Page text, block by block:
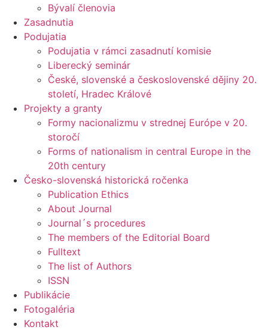
Bývalí členovia
Zasadnutia
Podujatia
Podujatia v rámci zasadnutí komisie
Liberecký seminár
České, slovenské a československé dějiny 20.
století, Hradec Králové
Projekty a granty
Formy nacionalizmu v strednej Európe v 20.
storočí
Forms of nationalism in central Europe in the
20th century
Česko-slovenská historická ročenka
Publication Ethics
About Journal
Journal´s procedures
The members of the Editorial Board
Fulltext
The list of Authors
ISSN
Publikácie
Fotogaléria
Kontakt